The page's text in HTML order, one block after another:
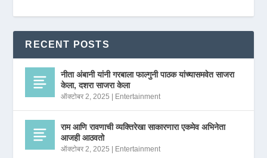
RECENT POSTS
नीता अंबानी यांनी गरबाला फाल्गुनी पाठक यांच्यासमवेत साजरा
केला, दशरा साजरा केला
ऑक्टोबर 2, 2025 | Entertainment
राम आणि रावणाची व्यक्तिरेखा साकारणारा एकमेव अभिनेता
आजही आठवतो
ऑक्टोबर 2, 2025 | Entertainment